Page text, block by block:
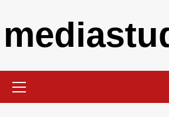
content
Menu